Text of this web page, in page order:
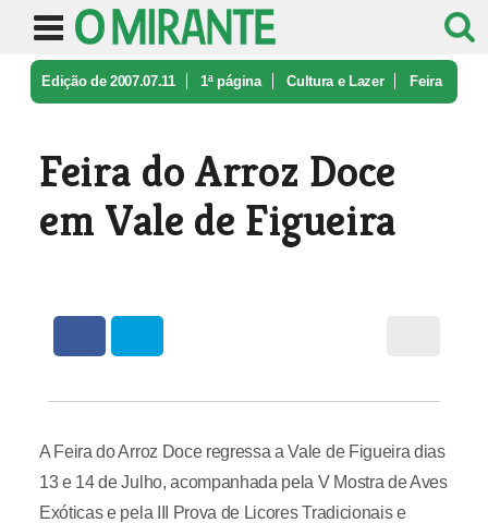
Edição de 2007.07.11 1ª página Cultura e Lazer Feira
Feira do Arroz Doce
em Vale de Figueira
A Feira do Arroz Doce regressa a Vale de Figueira dias
13 e 14 de Julho, acompanhada pela V Mostra de Aves
Exóticas e pela III Prova de Licores Tradicionais e